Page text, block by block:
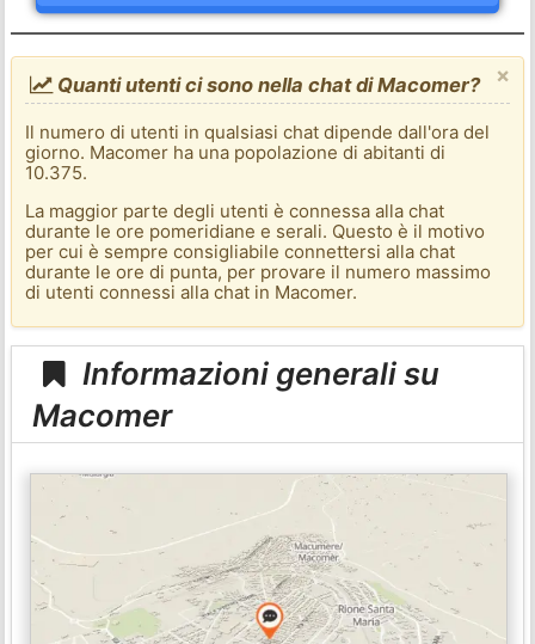
×
Quanti utenti ci sono nella chat di Macomer?
Il numero di utenti in qualsiasi chat dipende dall'ora del
giorno. Macomer ha una popolazione di abitanti di
10.375.
La maggior parte degli utenti è connessa alla chat
durante le ore pomeridiane e serali. Questo è il motivo
per cui è sempre consigliabile connettersi alla chat
durante le ore di punta, per provare il numero massimo
di utenti connessi alla chat in Macomer.
Informazioni generali su
Macomer